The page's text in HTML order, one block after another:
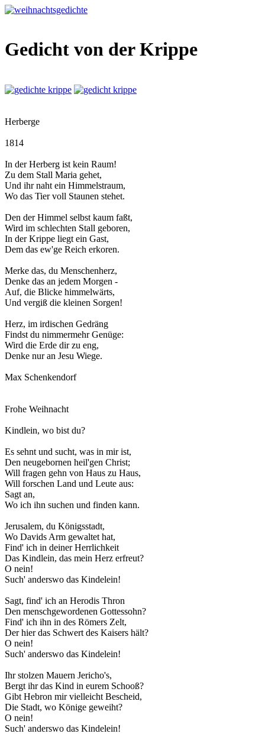
Gedicht von der Krippe
Herberge
1814
In der Herberg ist kein Raum!
Zu dem Stall Maria gehet,
Und ihr naht ein Himmelstraum,
Wo das Tier voll Staunen stehet.
Den der Himmel selbst kaum faßt,
Wird im schlechten Stall geboren,
In der Krippe liegt ein Gast,
Dem das ew'ge Reich erkoren.
Merke das, du Menschenherz,
Denke das an jedem Morgen -
Auf, die Blicke himmelwärts,
Und vergiß die kleinen Sorgen!
Herz, im irdischen Gedräng
Findst du nimmermehr Genüge:
Wird die Erde dir zu eng,
Denke nur an Jesu Wiege.
Max Schenkendorf
Frohe Weihnacht
Kindlein, wo bist du?
Es sehnt und sucht, was in mir ist,
Den neugebornen heil'gen Christ;
Will fragen gehn von Haus zu Haus,
Will forschen Land und Leute aus:
Sagt an,
Wo ich ihn suchen und finden kann.
Jerusalem, du Königsstadt,
Wo Davids Arm gewaltet hat,
Find' ich in deiner Herrlichkeit
Das Kindlein, das mein Herz erfreut?
O nein!
Such' anderswo das Kindelein!
Sagt, find' ich an Herodis Thron
Den menschgewordenen Gottessohn?
Find' ich ihn in des Römers Zelt,
Der hier das Schwert des Kaisers hält?
O nein!
Such' anderswo das Kindelein!
Ihr stolzen Mauern Jericho's,
Bergt ihr das Kind in eurem Schooß?
Gibt Hebron mir vielleicht Bescheid,
Die Stadt, wo Könige geweiht?
O nein!
Such' anderswo das Kindelein!